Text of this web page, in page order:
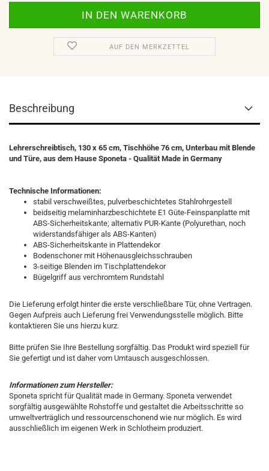
AUF DEN MERKZETTEL
Beschreibung
Lehrerschreibtisch, 130 x 65 cm, Tischhöhe 76 cm, Unterbau mit Blende
und Türe, aus dem Hause Sponeta - Qualität Made in Germany
Technische Informationen:
stabil verschweißtes, pulverbeschichtetes Stahlrohrgestell
beidseitig melaminharzbeschichtete E1 Güte-Feinspanplatte mit
ABS-Sicherheitskante; alternativ PUR-Kante (Polyurethan, noch
widerstandsfähiger als ABS-Kanten)
ABS-Sicherheitskante in Plattendekor
Bodenschoner mit Höhenausgleichsschrauben
3-seitige Blenden im Tischplattendekor
Bügelgriff aus verchromtem Rundstahl
Die Lieferung erfolgt hinter die erste verschließbare Tür, ohne Vertragen.
Gegen Aufpreis auch Lieferung frei Verwendungsstelle möglich. Bitte
kontaktieren Sie uns hierzu kurz.
Bitte prüfen Sie Ihre Bestellung sorgfältig. Das Produkt wird speziell für
Sie gefertigt und ist daher vom Umtausch ausgeschlossen.
Informationen zum Hersteller:
Sponeta spricht für Qualität made in Germany. Sponeta verwendet
sorgfältig ausgewählte Rohstoffe und gestaltet die Arbeitsschritte so
umweltverträglich und ressourcenschonend wie nur möglich. Es wird
ausschließlich im eigenen Werk in Schlotheim produziert.